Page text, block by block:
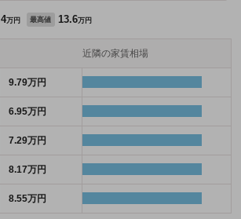
4万円 最高値 13.6万円
近隣の家賃相場
9.79万円
6.95万円
7.29万円
8.17万円
8.55万円